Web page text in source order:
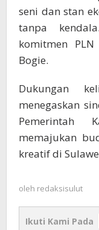
seni dan stan
tanpa
komitmen
Bogie.
Dukungan
menegaskan
Pemerintah
memajukan
kreatif di
oleh redaksisulut
Ikuti Kami Pada